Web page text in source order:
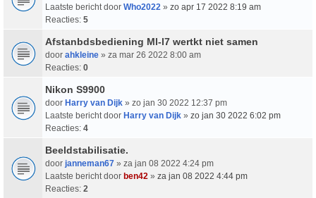
Laatste bericht door Who2022 » zo apr 17 2022 8:19 am
Reacties: 5
Afstanbdsbediening Ml-l7 wertkt niet samen
door ahkleine » za mar 26 2022 8:00 am
Reacties: 0
Nikon S9900
door Harry van Dijk » zo jan 30 2022 12:37 pm
Laatste bericht door Harry van Dijk » zo jan 30 2022 6:02 pm
Reacties: 4
Beeldstabilisatie.
door janneman67 » za jan 08 2022 4:24 pm
Laatste bericht door ben42 » za jan 08 2022 4:44 pm
Reacties: 2